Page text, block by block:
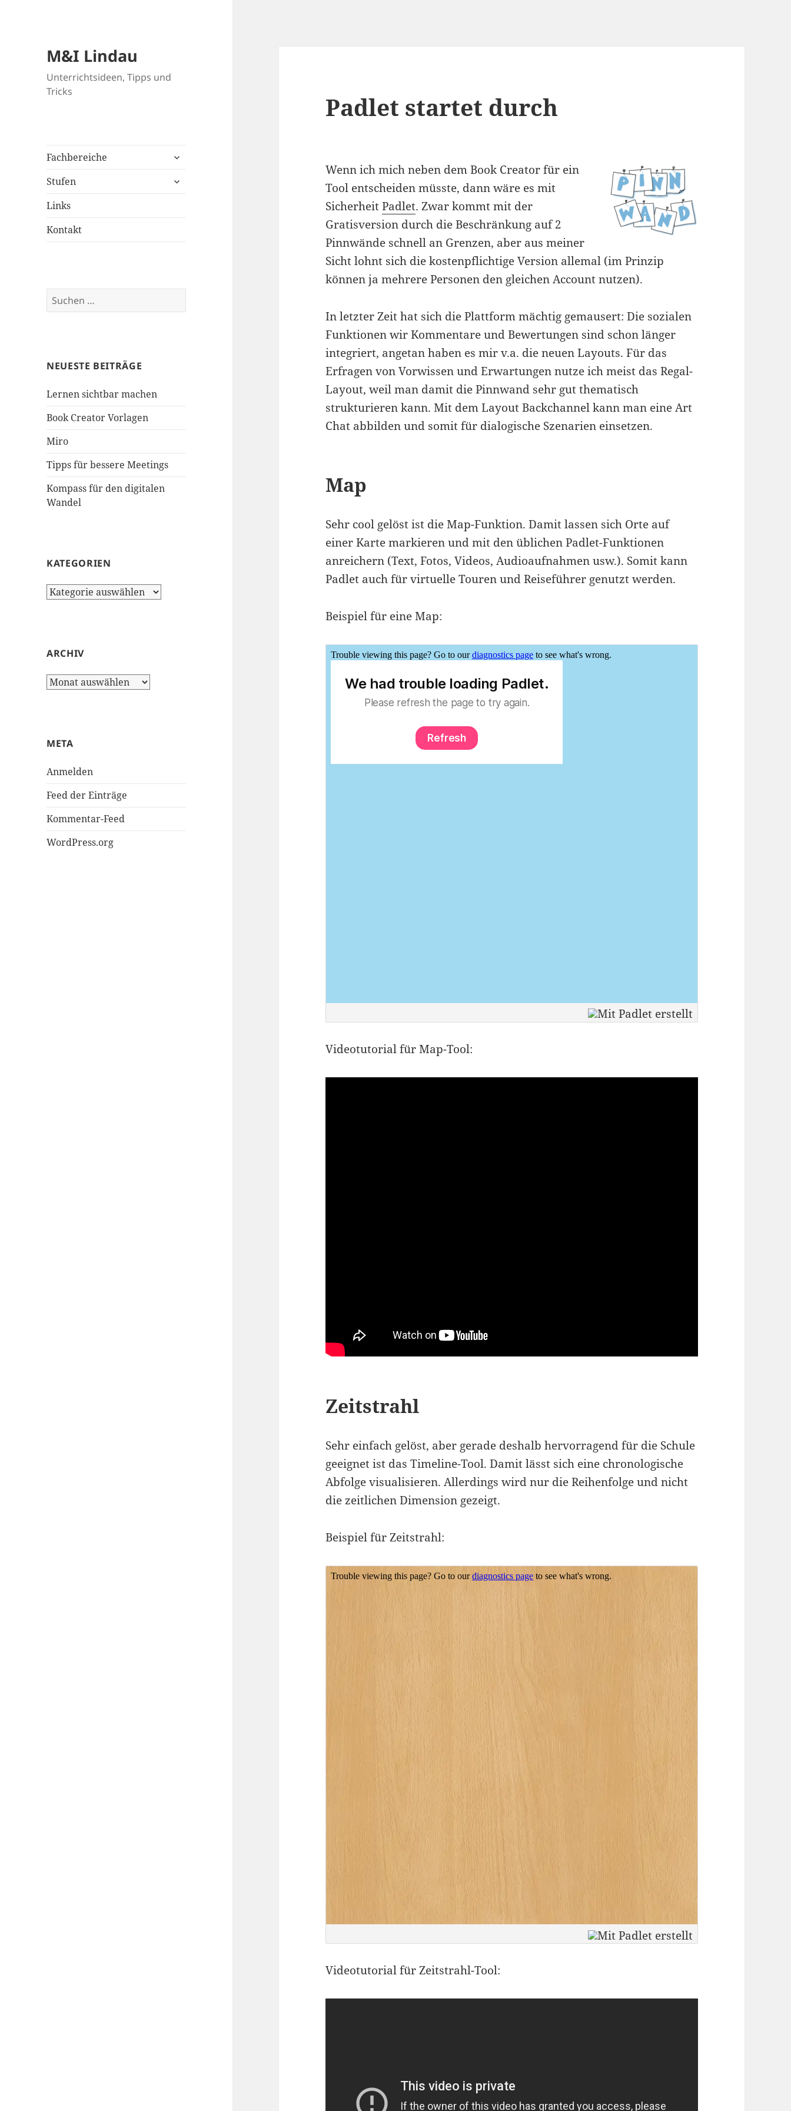
M&I Lindau
Unterrichtsideen, Tipps und
Tricks
Fachbereiche
untermenü
Stufen
untermenü
Links
Kontakt
Suche
nach:
NEUESTE BEITRÄGE
Lernen sichtbar machen
Book Creator Vorlagen
Miro
Tipps für bessere Meetings
Kompass für den digitalen
Wandel
KATEGORIEN
Kategorien
ARCHIV
Archiv
META
Anmelden
Feed der Einträge
Kommentar-Feed
WordPress.org
Padlet startet durch
Wenn ich mich neben dem Book Creator für ein
Tool entscheiden müsste, dann wäre es mit
SicherheitPadlet. Zwar kommt mit der
Gratisversion durch die Beschränkung auf 2
Pinnwände schnell an Grenzen, aber aus meiner
Sicht lohnt sich die kostenpflichtige Version allemal (im Prinzip
können ja mehrere Personen den gleichen Account nutzen).
In letzter Zeit hat sich die Plattform mächtig gemausert: Die sozialen
Funktionen wir Kommentare und Bewertungen sind schon länger
integriert, angetan haben es mir v.a. die neuen Layouts. Für das
Erfragen von Vorwissen und Erwartungen nutze ich meist das Regal-
Layout, weil man damit die Pinnwand sehr gut thematisch
strukturieren kann. Mit dem Layout Backchannel kann man eine Art
Chat abbilden und somit für dialogische Szenarien einsetzen.
Map
Sehr cool gelöst ist die Map-Funktion. Damit lassen sich Orte auf
einer Karte markieren und mit den üblichen Padlet-Funktionen
anreichern (Text, Fotos, Videos, Audioaufnahmen usw.). Somit kann
Padlet auch für virtuelle Touren und Reiseführer genutzt werden.
Beispiel für eine Map:
Videotutorial für Map-Tool:
Zeitstrahl
Sehr einfach gelöst, aber gerade deshalb hervorragend für die Schule
geeignet ist das Timeline-Tool. Damit lässt sich eine chronologische
Abfolge visualisieren. Allerdings wird nur die Reihenfolge und nicht
die zeitlichen Dimension gezeigt.
Beispiel für Zeitstrahl:
Videotutorial für Zeitstrahl-Tool: